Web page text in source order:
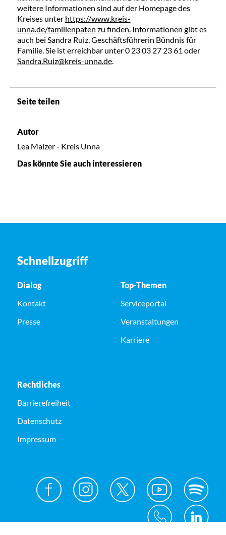
weitere Informationen sind auf der Homepage des
Kreises unter https://www.kreis-
unna.de/familienpaten zu finden. Informationen gibt es
auch bei Sandra Ruiz, Geschäftsführerin Bündnis für
Familie. Sie ist erreichbar unter 0 23 03 27 23 61 oder
Sandra.Ruiz@kreis-unna.de.
Seite teilen
Autor
Lea Malzer - Kreis Unna
Das könnte Sie auch interessieren
Schnellzugriff
Dialog
Kontakt
Presse
Top-Themen
Serviceportal
Veranstaltungen
Karriere
Rechtliches
Barrierefreiheit
Datenschutz
Impressum